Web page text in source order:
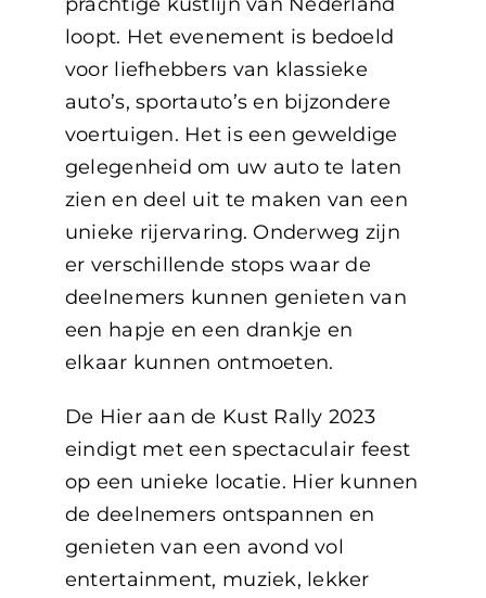
loopt. Het evenement is bedoeld
voor liefhebbers van klassieke
auto’s, sportauto’s en bijzondere
voertuigen. Het is een geweldige
gelegenheid om uw auto te laten
zien en deel uit te maken van een
unieke rijervaring. Onderweg zijn
er verschillende stops waar de
deelnemers kunnen genieten van
een hapje en een drankje en
elkaar kunnen ontmoeten.
De Hier aan de Kust Rally 2023
eindigt met een spectaculair feest
op een unieke locatie. Hier kunnen
de deelnemers ontspannen en
genieten van een avond vol
entertainment, muziek, lekker